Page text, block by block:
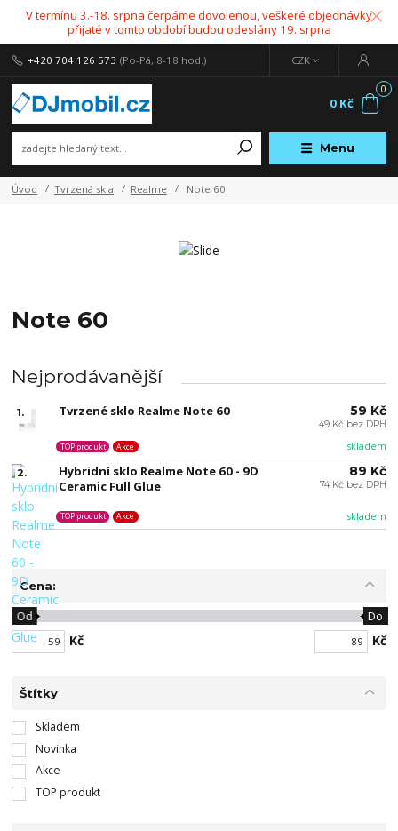
V termínu 3.-18. srpna čerpáme dovolenou, veškeré objednávky
přijaté v tomto období budou odeslány 19. srpna
Menu
CZK
+420 704 126 573 (Po-Pá, 8-18 hod.)
0
0 Kč
Úvod Tvrzená skla Realme Note 60
Note 60
Nejprodávanější
1. Tvrzené sklo Realme Note 60
skladem
TOP produkt Akce
59 Kč
49 Kč bez DPH
2.
Hybridní sklo Realme Note 60 - 9D
Ceramic Full Glue
skladem
TOP produkt Akce
89 Kč
74 Kč bez DPH
Cena:
Kč
Od Do
Kč
Štítky
Skladem
Novinka
Akce
TOP produkt